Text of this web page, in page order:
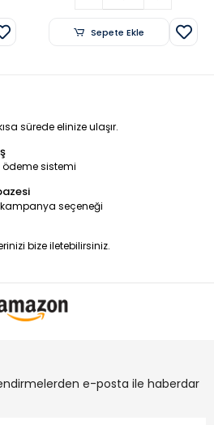
Sepete Ekle
sürede elinize ulaşır.
ödeme sistemi
seçeneği
bize iletebilirsiniz.
e-posta ile haberdar